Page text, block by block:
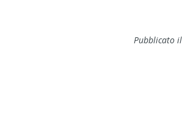
Pubblicato